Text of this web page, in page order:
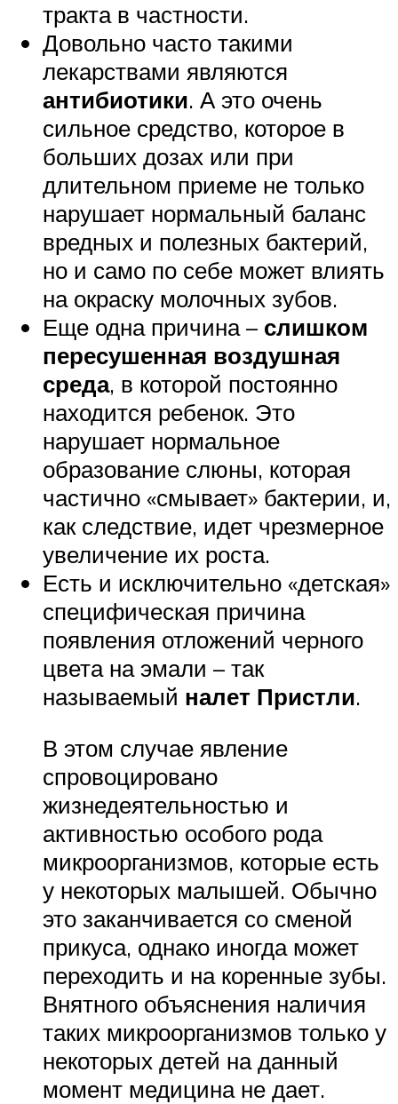
тракта в частности.
Довольно часто такими
лекарствами являются
антибиотики. А это очень
сильное средство, которое в
больших дозах или при
длительном приеме не только
нарушает нормальный баланс
вредных и полезных бактерий,
но и само по себе может влиять
на окраску молочных зубов.
Еще одна причина – слишком
пересушенная воздушная
среда, в которой постоянно
находится ребенок. Это
нарушает нормальное
образование слюны, которая
частично «смывает» бактерии, и,
как следствие, идет чрезмерное
увеличение их роста.
Есть и исключительно «детская»
специфическая причина
появления отложений черного
цвета на эмали – так
называемый налет Пристли.
В этом случае явление
спровоцировано
жизнедеятельностью и
активностью особого рода
микроорганизмов, которые есть
у некоторых малышей. Обычно
это заканчивается со сменой
прикуса, однако иногда может
переходить и на коренные зубы.
Внятного объяснения наличия
таких микроорганизмов только у
некоторых детей на данный
момент медицина не дает.